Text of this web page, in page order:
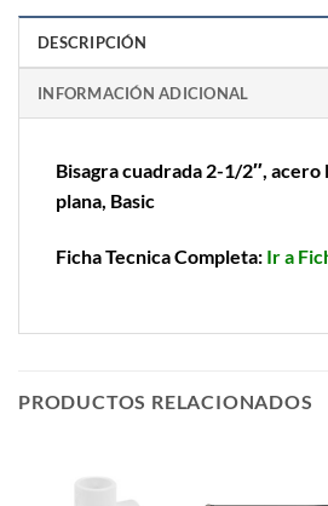
DESCRIPCIÓN
INFORMACIÓN ADICIONAL
Bisagra cuadrada 2-1/2″, acero
plana, Basic
Ficha Tecnica Completa: Ir a
PRODUCTOS RELACIONADOS